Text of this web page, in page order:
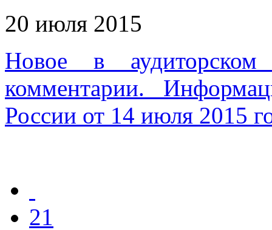
20 июля 2015
Новое в аудиторском
комментарии.
России от 14 июля 2015
21